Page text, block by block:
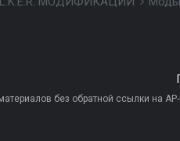
без обратной ссылки на